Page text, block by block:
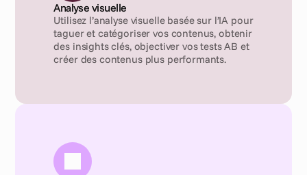
Analyse visuelle
Utilisez l’analyse visuelle basée sur l’IA pour
taguer et catégoriser vos contenus, obtenir
des insights clés, objectiver vos tests AB et
créer des contenus plus performants.